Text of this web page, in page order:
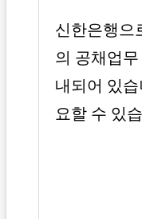
신한은행으
의 공채업
내되어 있
요할 수 있